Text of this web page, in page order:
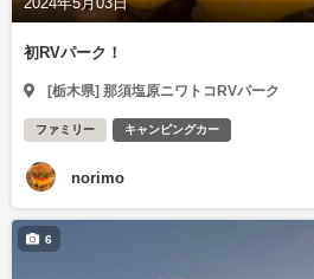
初RVパーク！
[栃木県] 那須塩原ニワトコRVパーク
ファミリー キャンピングカー
norimo
6